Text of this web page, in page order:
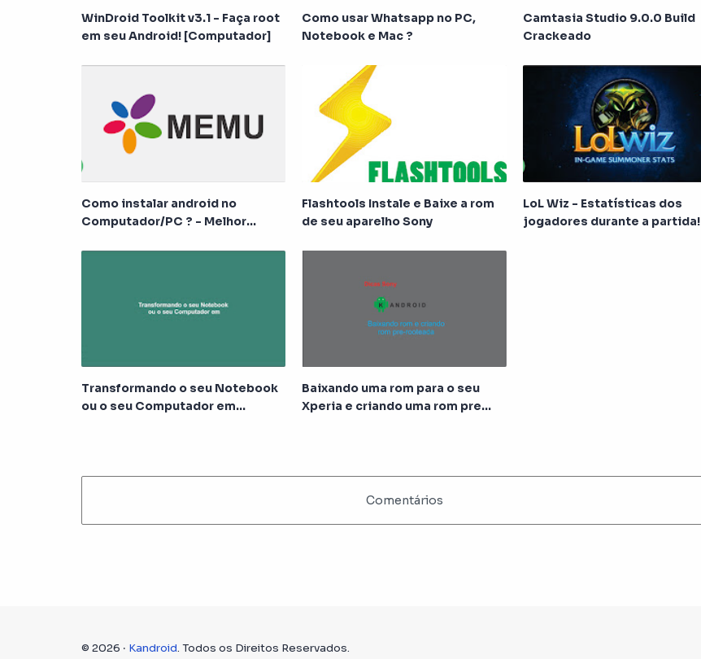
WinDroid Toolkit v3.1 - Faça root
em seu Android! [Computador]
Como usar Whatsapp no PC,
Notebook e Mac ?
Camtasia Studio 9.0.0 Build
Crackeado
Como instalar android no
Computador/PC ? - Melhor
Flashtools Instale e Baixe a rom
de seu aparelho Sony
LoL Wiz - Estatísticas dos
jogadores durante a partida!
Transformando o seu Notebook
ou o seu Computador em
Baixando uma rom para o seu
Xperia e criando uma rom pre
© 2026 ‧ Kandroid. Todos os Direitos Reservados.